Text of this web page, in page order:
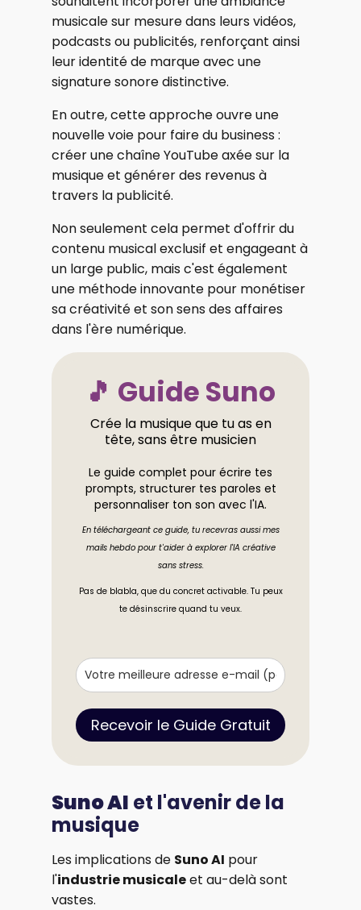
musicale sur mesure dans leurs vidéos,
podcasts ou publicités, renforçant ainsi
leur identité de marque avec une
signature sonore distinctive.
En outre, cette approche ouvre une
nouvelle voie pour faire du business :
créer une chaîne YouTube axée sur la
musique et générer des revenus à
travers la publicité.
Non seulement cela permet d'offrir du
contenu musical exclusif et engageant à
un large public, mais c'est également
une méthode innovante pour monétiser
sa créativité et son sens des affaires
dans l'ère numérique.
🎵 Guide Suno
Crée la musique que tu as en
tête, sans être musicien
Le guide complet pour écrire tes
prompts, structurer tes paroles et
personnaliser ton son avec l'IA.
En téléchargeant ce guide, tu recevras aussi mes
mails hebdo pour t'aider à explorer l'IA créative
sans stress.
Pas de blabla, que du concret activable. Tu peux
te désinscrire quand tu veux.
Recevoir le Guide Gratuit
Suno AI et l'avenir de la
musique
Les implications de Suno AI pour
l'industrie musicaleet au-delà sont
vastes.